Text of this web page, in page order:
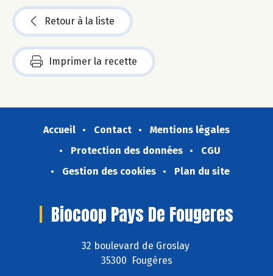
Retour à la liste
Imprimer la recette
Accueil Contact
Mentions légales
Protection des données
CGU
Gestion des cookies
Plan du site
Biocoop Pays De Fougeres
32 boulevard de Groslay
35300 Fougères